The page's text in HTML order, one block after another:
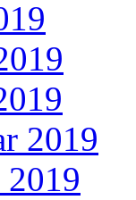
2019
2019